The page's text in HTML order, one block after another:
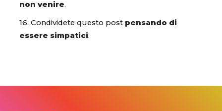
non venire.
16. Condividete questo post pensando di
essere simpatici.